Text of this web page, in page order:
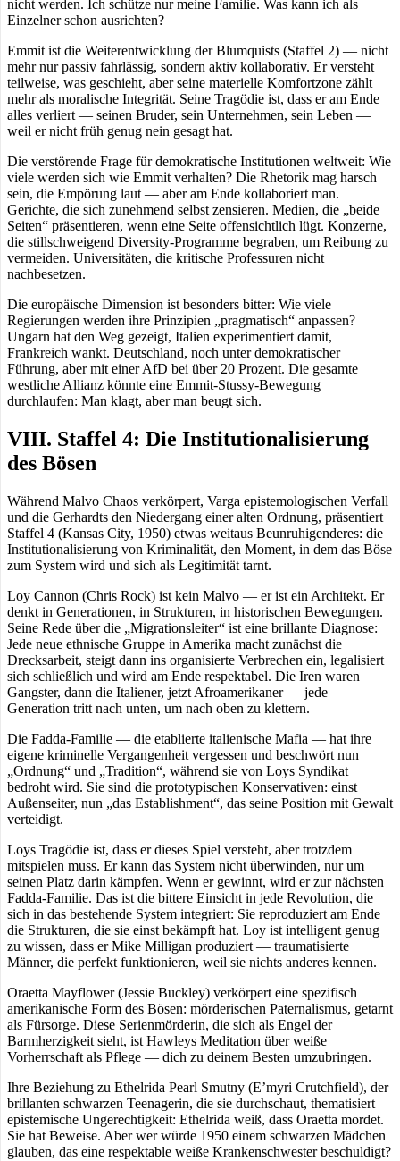
nicht werden. Ich schütze nur meine Familie. Was kann ich als
Einzelner schon ausrichten?
Emmit ist die Weiterentwicklung der Blumquists (Staffel 2) — nicht
mehr nur passiv fahrlässig, sondern aktiv kollaborativ. Er versteht
teilweise, was geschieht, aber seine materielle Komfortzone zählt
mehr als moralische Integrität. Seine Tragödie ist, dass er am Ende
alles verliert — seinen Bruder, sein Unternehmen, sein Leben —
weil er nicht früh genug nein gesagt hat.
Die verstörende Frage für demokratische Institutionen weltweit: Wie
viele werden sich wie Emmit verhalten? Die Rhetorik mag harsch
sein, die Empörung laut — aber am Ende kollaboriert man.
Gerichte, die sich zunehmend selbst zensieren. Medien, die „beide
Seiten“ präsentieren, wenn eine Seite offensichtlich lügt. Konzerne,
die stillschweigend Diversity-Programme begraben, um Reibung zu
vermeiden. Universitäten, die kritische Professuren nicht
nachbesetzen.
Die europäische Dimension ist besonders bitter: Wie viele
Regierungen werden ihre Prinzipien „pragmatisch“ anpassen?
Ungarn hat den Weg gezeigt, Italien experimentiert damit,
Frankreich wankt. Deutschland, noch unter demokratischer
Führung, aber mit einer AfD bei über 20 Prozent. Die gesamte
westliche Allianz könnte eine Emmit-Stussy-Bewegung
durchlaufen: Man klagt, aber man beugt sich.
VIII. Staffel 4: Die Institutionalisierung
des Bösen
Während Malvo Chaos verkörpert, Varga epistemologischen Verfall
und die Gerhardts den Niedergang einer alten Ordnung, präsentiert
Staffel 4 (Kansas City, 1950) etwas weitaus Beunruhigenderes: die
Institutionalisierung von Kriminalität, den Moment, in dem das Böse
zum System wird und sich als Legitimität tarnt.
Loy Cannon (Chris Rock) ist kein Malvo — er ist ein Architekt. Er
denkt in Generationen, in Strukturen, in historischen Bewegungen.
Seine Rede über die „Migrationsleiter“ ist eine brillante Diagnose:
Jede neue ethnische Gruppe in Amerika macht zunächst die
Drecksarbeit, steigt dann ins organisierte Verbrechen ein, legalisiert
sich schließlich und wird am Ende respektabel. Die Iren waren
Gangster, dann die Italiener, jetzt Afroamerikaner — jede
Generation tritt nach unten, um nach oben zu klettern.
Die Fadda-Familie — die etablierte italienische Mafia — hat ihre
eigene kriminelle Vergangenheit vergessen und beschwört nun
„Ordnung“ und „Tradition“, während sie von Loys Syndikat
bedroht wird. Sie sind die prototypischen Konservativen: einst
Außenseiter, nun „das Establishment“, das seine Position mit Gewalt
verteidigt.
Loys Tragödie ist, dass er dieses Spiel versteht, aber trotzdem
mitspielen muss. Er kann das System nicht überwinden, nur um
seinen Platz darin kämpfen. Wenn er gewinnt, wird er zur nächsten
Fadda-Familie. Das ist die bittere Einsicht in jede Revolution, die
sich in das bestehende System integriert: Sie reproduziert am Ende
die Strukturen, die sie einst bekämpft hat. Loy ist intelligent genug
zu wissen, dass er Mike Milligan produziert — traumatisierte
Männer, die perfekt funktionieren, weil sie nichts anderes kennen.
Oraetta Mayflower (Jessie Buckley) verkörpert eine spezifisch
amerikanische Form des Bösen: mörderischen Paternalismus, getarnt
als Fürsorge. Diese Serienmörderin, die sich als Engel der
Barmherzigkeit sieht, ist Hawleys Meditation über weiße
Vorherrschaft als Pflege — dich zu deinem Besten umzubringen.
Ihre Beziehung zu Ethelrida Pearl Smutny (E’myri Crutchfield), der
brillanten schwarzen Teenagerin, die sie durchschaut, thematisiert
epistemische Ungerechtigkeit: Ethelrida weiß, dass Oraetta mordet.
Sie hat Beweise. Aber wer würde 1950 einem schwarzen Mädchen
glauben, das eine respektable weiße Krankenschwester beschuldigt?